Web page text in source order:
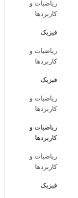
ریاضیات و
کاربردها
فیزیک
ریاضیات و
کاربردها
فیزیک
ریاضیات و
کاربردها
ریاضیات و
کاربردها
ریاضیات و
کاربردها
فیزیک